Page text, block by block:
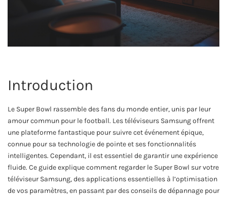
Introduction
Le Super Bowl rassemble des fans du monde entier, unis par leur
amour commun pour le football. Les téléviseurs Samsung offrent
une plateforme fantastique pour suivre cet événement épique,
connue pour sa technologie de pointe et ses fonctionnalités
intelligentes. Cependant, il est essentiel de garantir une expérience
fluide. Ce guide explique comment regarder le Super Bowl sur votre
téléviseur Samsung, des applications essentielles à l’optimisation
de vos paramètres, en passant par des conseils de dépannage pour